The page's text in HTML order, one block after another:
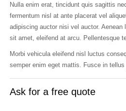
Nulla enim erat, tincidunt quis sagittis
fermentum nisl at ante placerat vel
adipiscing auctor nisi vel auctor. Aenean
sit amet, eleifend at arcu. Pellentesque
Morbi vehicula eleifend nisl luctus
semper enim eget mattis. Fusce in tellus
Ask for a free quote